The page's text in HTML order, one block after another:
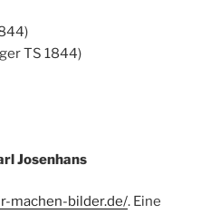
TS 1844)
Josenhans
machen-bilder.de/. Eine